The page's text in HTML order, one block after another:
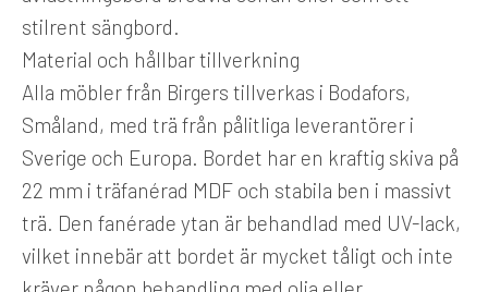
stilrent sängbord.
Material och hållbar tillverkning
Alla möbler från Birgers tillverkas i Bodafors,
Småland, med trä från pålitliga leverantörer i
Sverige och Europa. Bordet har en kraftig skiva på
22 mm i träfanérad MDF och stabila ben i massivt
trä. Den fanérade ytan är behandlad med UV-lack,
vilket innebär att bordet är mycket tåligt och inte